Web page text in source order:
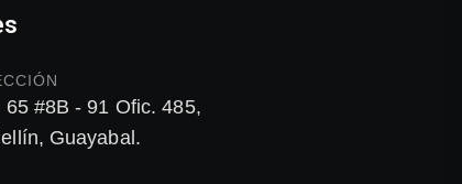
65 #8B - 91 Ofic. 485,
Guayabal.